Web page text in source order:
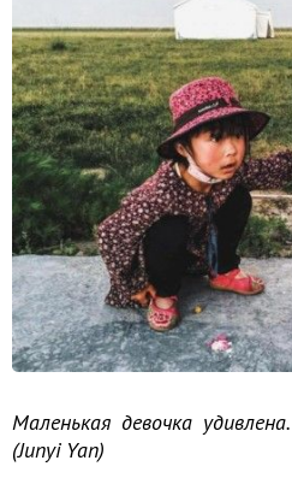
Маленькая девочка
(Junyi Yan)